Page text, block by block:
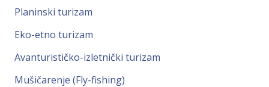
Planinski turizam
Eko-etno turizam
Avanturističko-izletnički turizam
Mušičarenje (Fly-fishing)